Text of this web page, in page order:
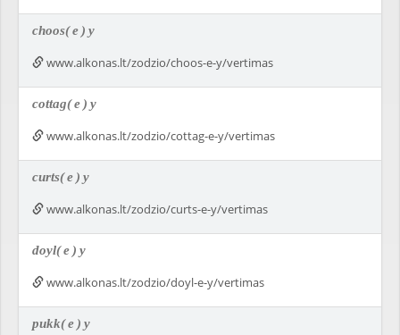
choos(e ) y
www.alkonas.lt/zodzio/choos-e-y/vertimas
cottag(e ) y
www.alkonas.lt/zodzio/cottag-e-y/vertimas
curts(e ) y
www.alkonas.lt/zodzio/curts-e-y/vertimas
doyl(e ) y
www.alkonas.lt/zodzio/doyl-e-y/vertimas
pukk(e ) y